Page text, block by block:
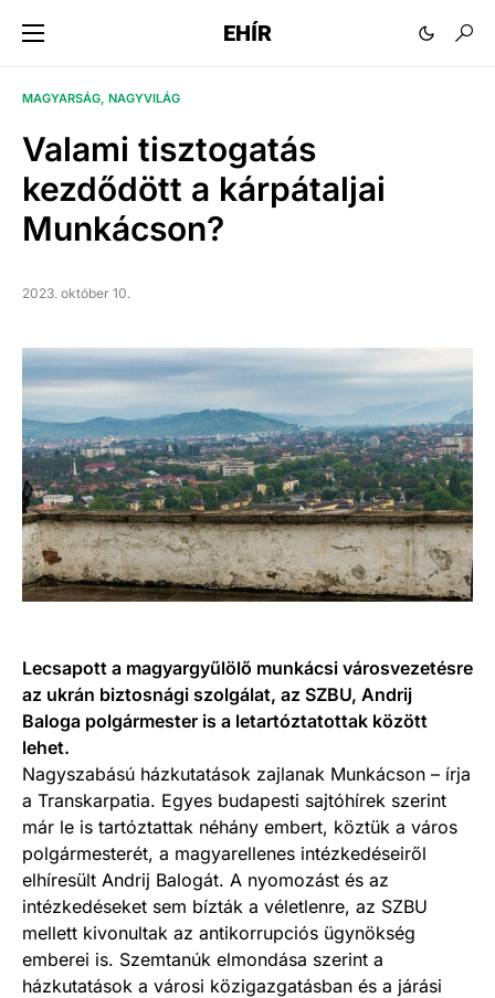
EHÍR
MAGYARSÁG NAGYVILÁG
Valami tisztogatás
kezdődött a kárpátaljai
Munkácson?
2023. október 10.
Lecsapott a magyargyűlölő munkácsi városvezetésre
az ukrán biztosnági szolgálat, az SZBU, Andrij
Baloga polgármester is a letartóztatottak között
lehet.
Nagyszabású házkutatások zajlanak Munkácson – írja
a Transkarpatia. Egyes budapesti sajtóhírek szerint
már le is tartóztattak néhány embert, köztük a város
polgármesterét, a magyarellenes intézkedéseiről
elhíresült Andrij Balogát. A nyomozást és az
intézkedéseket sem bízták a véletlenre, az SZBU
mellett kivonultak az antikorrupciós ügynökség
emberei is. Szemtanúk elmondása szerint a
házkutatások a városi közigazgatásban és a járási